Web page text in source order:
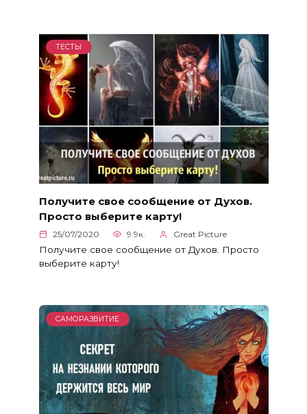
ТЕСТЫ
Получите свое сообщение от Духов.
Просто выберите карту!
25/07/2020 9.9к. Great Picture
Получите свое сообщение от Духов. Просто
выберите карту!
САМОРАЗВИТИЕ